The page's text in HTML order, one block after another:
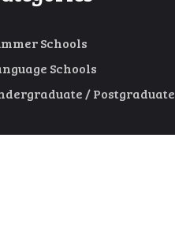
Schools
Schools
/ Postgraduate